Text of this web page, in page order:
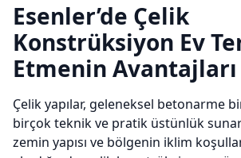
Esenler’de Çelik
Konstrüksiyon Ev
Etmenin Avantajları
Çelik yapılar, geleneksel betonarme
birçok teknik ve pratik üstünlük
zemin yapısı ve bölgenin iklim